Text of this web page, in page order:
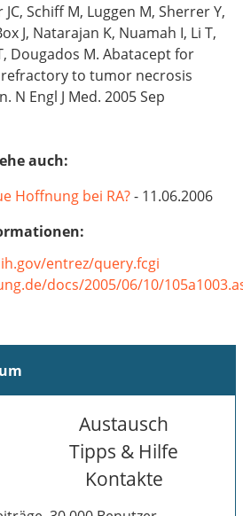
Schiff M, Luggen M, Sherrer Y,
J, Natarajan K, Nuamah I, Li T,
Dougados M. Abatacept for
to tumor necrosis
Engl J Med. 2005 Sep
auch:
Hoffnung bei RA?- 11.06.2006
entrez/query.fcgi
docs/2005/06/10/
Austausch
Tipps & Hilfe
Kontakte